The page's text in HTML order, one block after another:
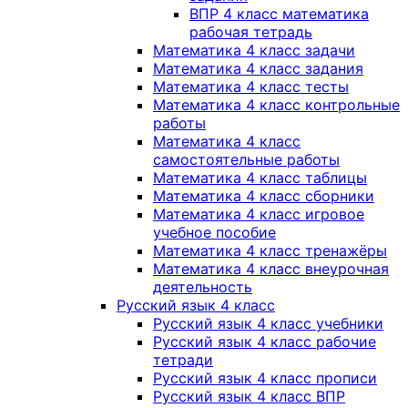
ВПР 4 класс математика
рабочая тетрадь
Математика 4 класс задачи
Математика 4 класс задания
Математика 4 класс тесты
Математика 4 класс контрольные
работы
Математика 4 класс
самостоятельные работы
Математика 4 класс таблицы
Математика 4 класс сборники
Математика 4 класс игровое
учебное пособие
Математика 4 класс тренажёры
Математика 4 класс внеурочная
деятельность
Русский язык 4 класс
Русский язык 4 класс учебники
Русский язык 4 класс рабочие
тетради
Русский язык 4 класс прописи
Русский язык 4 класс ВПР